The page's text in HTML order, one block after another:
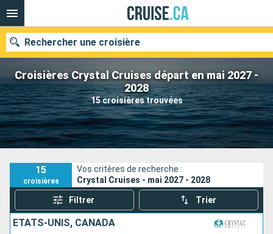
Croisières Crystal Cruises départ en mai 2027 -
2028
15 croisières trouvées
Rechercher une croisière
Nos destinations
Mois de départ
Ports Compagnies
Rechercher
15
croisières
Vos critères de recherche :
Crystal Cruises - mai 2027 - 2028
Filtrer Trier
ÉTATS-UNIS, CANADA